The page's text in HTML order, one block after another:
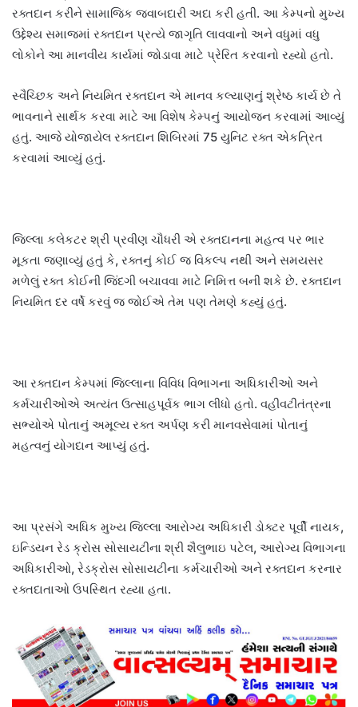
રક્તદાન કરીને સામાજિક જવાબદારી અદા કરી હતી. આ કેમ્પનો મુખ્ય
ઉદ્દેશ્ય સમાજમાં રક્તદાન પ્રત્યે જાગૃતિ લાવવાનો અને વધુમાં વધુ
લોકોને આ માનવીય કાર્યમાં જોડાવા માટે પ્રેરિત કરવાનો રહ્યો હતો.
સ્વૈચ્છિક અને નિયમિત રક્તદાન એ માનવ કલ્યાણનું શ્રેષ્ઠ કાર્ય છે તે
ભાવનાને સાર્થક કરવા માટે આ વિશેષ કેમ્પનું આયોજન કરવામાં આવ્યું
હતું. આજે યોજાયેલ રક્તદાન શિબિરમાં 75 યુનિટ રક્ત એકત્રિત
કરવામાં આવ્યું હતું.
જિલ્લા કલેકટર શ્રી પ્રવીણ ચૌધરી એ રક્તદાનના મહત્વ પર ભાર
મૂકતા જણાવ્યું હતું કે, રક્તનું કોઈ જ વિકલ્પ નથી અને સમયસર
મળેલું રક્ત કોઈની જિંદગી બચાવવા માટે નિમિત્ત બની શકે છે. રક્તદાન
નિયમિત દર વર્ષે કરવું જ જોઈએ તેમ પણ તેમણે કહ્યું હતું.
આ રક્તદાન કેમ્પમાં જિલ્લાના વિવિધ વિભાગના અધિકારીઓ અને
કર્મચારીઓએ અત્યંત ઉત્સાહપૂર્વક ભાગ લીધો હતો. વહીવટીતંત્રના
સભ્યોએ પોતાનું અમૂલ્ય રક્ત અર્પણ કરી માનવસેવામાં પોતાનું
મહત્વનું યોગદાન આપ્યું હતું.
આ પ્રસંગે અધિક મુખ્ય જિલ્લા આરોગ્ય અધિકારી ડોક્ટર પૂર્વી નાયક,
ઇન્ડિયન રેડ ક્રોસ સોસાયટીના શ્રી શૈલુભાઇ પટેલ, આરોગ્ય વિભાગના
અધિકારીઓ, રેડક્રોસ સોસાયટીના કર્મચારીઓ અને રક્તદાન કરનાર
રક્તદાતાઓ ઉપસ્થિત રહ્યા હતા.